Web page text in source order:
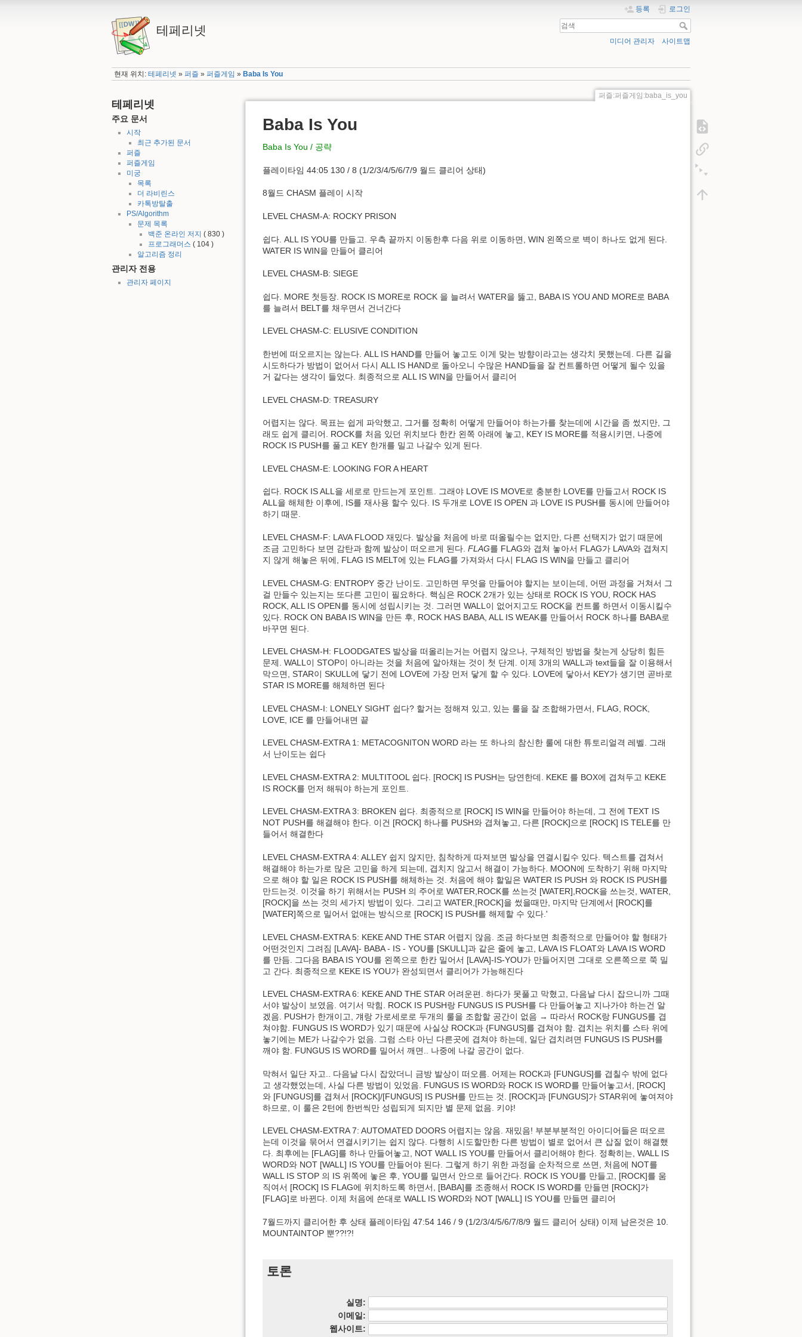
테페리넷
등록 로그인
미디어 관리자 사이트맵
현재 위치:테페리넷 »퍼즐 »퍼즐게임 » Baba Is You
테페리넷
주요 문서
시작
최근 추가된 문서
퍼즐
퍼즐게임
미궁
목록
더 라비린스
카톡방탈출
PS/Algorithm
문제 목록
백준 온라인 저지 ( 830 )
프로그래머스 ( 104 )
알고리즘 정리
관리자 전용
관리자 페이지
퍼즐:퍼즐게임:baba_is_you
Baba Is You
Baba Is You / 공략
플레이타임 44:05 130 / 8 (1/2/3/4/5/6/7/9 월드 클리어 상태)
8월드 CHASM 플레이 시작
LEVEL CHASM-A: ROCKY PRISON
쉽다. ALL IS YOU를 만들고. 우측 끝까지 이동한후 다음 위로 이동하면, WIN 왼쪽으로 벽이 하나도 없게 된다.
WATER IS WIN을 만들어 클리어
LEVEL CHASM-B: SIEGE
쉽다. MORE 첫등장. ROCK IS MORE로 ROCK 을 늘려서 WATER을 뚫고, BABA IS YOU AND MORE로 BABA
를 늘려서 BELT를 채우면서 건너간다
LEVEL CHASM-C: ELUSIVE CONDITION
한번에 떠오르지는 않는다. ALL IS HAND를 만들어 놓고도 이게 맞는 방향이라고는 생각치 못했는데. 다른 길을
시도하다가 방법이 없어서 다시 ALL IS HAND로 돌아오니 수많은 HAND들을 잘 컨트롤하면 어떻게 될수 있을
거 같다는 생각이 들었다. 최종적으로 ALL IS WIN을 만들어서 클리어
LEVEL CHASM-D: TREASURY
어렵지는 않다. 목표는 쉽게 파악했고, 그거를 정확히 어떻게 만들어야 하는가를 찾는데에 시간을 좀 썼지만, 그
래도 쉽게 클리어. ROCK를 처음 있던 위치보다 한칸 왼쪽 아래에 놓고, KEY IS MORE를 적용시키면, 나중에
ROCK IS PUSH를 풀고 KEY 한개를 밀고 나갈수 있게 된다.
LEVEL CHASM-E: LOOKING FOR A HEART
쉽다. ROCK IS ALL을 세로로 만드는게 포인트. 그래야 LOVE IS MOVE로 충분한 LOVE를 만들고서 ROCK IS
ALL을 해체한 이후에, IS를 재사용 할수 있다. IS 두개로 LOVE IS OPEN 과 LOVE IS PUSH를 동시에 만들어야
하기 때문.
LEVEL CHASM-F: LAVA FLOOD 재밌다. 발상을 처음에 바로 떠올릴수는 없지만, 다른 선택지가 없기 때문에
조금 고민하다 보면 감탄과 함께 발상이 떠오르게 된다. FLAG를 FLAG와 겹쳐 놓아서 FLAG가 LAVA와 겹쳐지
지 않게 해놓은 뒤에, FLAG IS MELT에 있는 FLAG를 가져와서 다시 FLAG IS WIN을 만들고 클리어
LEVEL CHASM-G: ENTROPY 중간 난이도. 고민하면 무엇을 만들어야 할지는 보이는데, 어떤 과정을 거쳐서 그
걸 만들수 있는지는 또다른 고민이 필요하다. 핵심은 ROCK 2개가 있는 상태로 ROCK IS YOU, ROCK HAS
ROCK, ALL IS OPEN를 동시에 성립시키는 것. 그러면 WALL이 없어지고도 ROCK을 컨트롤 하면서 이동시킬수
있다. ROCK ON BABA IS WIN을 만든 후, ROCK HAS BABA, ALL IS WEAK를 만들어서 ROCK 하나를 BABA로
바꾸면 된다.
LEVEL CHASM-H: FLOODGATES 발상을 떠올리는거는 어렵지 않으나, 구체적인 방법을 찾는게 상당히 힘든
문제. WALL이 STOP이 아니라는 것을 처음에 알아채는 것이 첫 단계. 이제 3개의 WALL과 text들을 잘 이용해서
막으면, STAR이 SKULL에 닿기 전에 LOVE에 가장 먼저 닿게 할 수 있다. LOVE에 닿아서 KEY가 생기면 곧바로
STAR IS MORE를 해체하면 된다
LEVEL CHASM-I: LONELY SIGHT 쉽다? 할거는 정해져 있고, 있는 룰을 잘 조합해가면서, FLAG, ROCK,
LOVE, ICE 를 만들어내면 끝
LEVEL CHASM-EXTRA 1: METACOGNITON WORD 라는 또 하나의 참신한 룰에 대한 튜토리얼격 레벨. 그래
서 난이도는 쉽다
LEVEL CHASM-EXTRA 2: MULTITOOL 쉽다. [ROCK] IS PUSH는 당연한데. KEKE 를 BOX에 겹쳐두고 KEKE
IS ROCK를 먼저 해둬야 하는게 포인트.
LEVEL CHASM-EXTRA 3: BROKEN 쉽다. 최종적으로 [ROCK] IS WIN을 만들어야 하는데, 그 전에 TEXT IS
NOT PUSH를 해결해야 한다. 이건 [ROCK] 하나를 PUSH와 겹쳐놓고, 다른 [ROCK]으로 [ROCK] IS TELE를 만
들어서 해결한다
LEVEL CHASM-EXTRA 4: ALLEY 쉽지 않지만, 침착하게 따져보면 발상을 연결시킬수 있다. 텍스트를 겹쳐서
해결해야 하는가로 많은 고민을 하게 되는데, 겹치지 않고서 해결이 가능하다. MOON에 도착하기 위해 마지막
으로 해야 할 일은 ROCK IS PUSH를 해체하는 것. 처음에 해야 할일은 WATER IS PUSH 와 ROCK IS PUSH를
만드는것. 이것을 하기 위해서는 PUSH 의 주어로 WATER,ROCK를 쓰는것 [WATER],ROCK을 쓰는것, WATER,
[ROCK]을 쓰는 것의 세가지 방법이 있다. 그리고 WATER,[ROCK]을 썼을때만, 마지막 단계에서 [ROCK]를
[WATER]쪽으로 밀어서 없애는 방식으로 [ROCK] IS PUSH를 해제할 수 있다.'
LEVEL CHASM-EXTRA 5: KEKE AND THE STAR 어렵지 않음. 조금 하다보면 최종적으로 만들어야 할 형태가
어떤것인지 그려짐 [LAVA]- BABA - IS - YOU를 [SKULL]과 같은 줄에 놓고, LAVA IS FLOAT와 LAVA IS WORD
를 만듬. 그다음 BABA IS YOU를 왼쪽으로 한칸 밀어서 [LAVA]-IS-YOU가 만들어지면 그대로 오른쪽으로 쭉 밀
고 간다. 최종적으로 KEKE IS YOU가 완성되면서 클리어가 가능해진다
LEVEL CHASM-EXTRA 6: KEKE AND THE STAR 어려운편. 하다가 못풀고 막혔고, 다음날 다시 잡으니까 그때
서야 발상이 보였음. 여기서 막힘. ROCK IS PUSH랑 FUNGUS IS PUSH를 다 만들어놓고 지나가야 하는건 알
겠음. PUSH가 한개이고, 걔랑 가로세로로 두개의 룰을 조합할 공간이 없음 → 따라서 ROCK랑 FUNGUS를 겹
쳐야함. FUNGUS IS WORD가 있기 때문에 사실상 ROCK과 {FUNGUS]를 겹쳐야 함. 겹치는 위치를 스타 위에
놓기에는 ME가 나갈수가 없음. 그럼 스타 아닌 다른곳에 겹쳐야 하는데, 일단 겹치려면 FUNGUS IS PUSH를
깨야 함. FUNGUS IS WORD를 밀어서 깨면.. 나중에 나갈 공간이 없다.
막혀서 일단 자고.. 다음날 다시 잡았더니 금방 발상이 떠오름. 어제는 ROCK과 [FUNGUS]를 겹칠수 밖에 없다
고 생각했었는데, 사실 다른 방법이 있었음. FUNGUS IS WORD와 ROCK IS WORD를 만들어놓고서, [ROCK]
와 [FUNGUS]를 겹쳐서 [ROCK]/[FUNGUS] IS PUSH를 만드는 것. [ROCK]과 [FUNGUS]가 STAR위에 놓여져야
하므로, 이 룰은 2턴에 한번씩만 성립되게 되지만 별 문제 없음. 키야!
LEVEL CHASM-EXTRA 7: AUTOMATED DOORS 어렵지는 않음. 재밌음! 부분부분적인 아이디어들은 떠오르
는데 이것을 묶어서 연결시키기는 쉽지 않다. 다행히 시도할만한 다른 방법이 별로 없어서 큰 삽질 없이 해결했
다. 최후에는 [FLAG]를 하나 만들어놓고, NOT WALL IS YOU를 만들어서 클리어해야 한다. 정확히는, WALL IS
WORD와 NOT [WALL] IS YOU를 만들어야 된다. 그렇게 하기 위한 과정을 순차적으로 쓰면, 처음에 NOT를
WALL IS STOP 의 IS 위쪽에 놓은 후, YOU를 밀면서 안으로 들어간다. ROCK IS YOU를 만들고, [ROCK]를 움
직여서 [ROCK] IS FLAG에 위치하도록 하면서, [BABA]를 조종해서 ROCK IS WORD를 만들면 [ROCK]가
[FLAG]로 바뀐다. 이제 처음에 쓴대로 WALL IS WORD와 NOT [WALL] IS YOU를 만들면 클리어
7월드까지 클리어한 후 상태 플레이타임 47:54 146 / 9 (1/2/3/4/5/6/7/8/9 월드 클리어 상태) 이제 남은것은 10.
MOUNTAINTOP 뿐??!?!
토론
실명:
이메일:
웹사이트: